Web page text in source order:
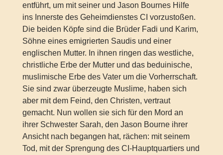
entführt, um mit seiner und Jason Bournes Hilfe
ins Innerste des Geheimdienstes CI vorzustoßen.
Die beiden Köpfe sind die Brüder Fadi und Karim,
Söhne eines emigrierten Saudis und einer
englischen Mutter. In ihnen ringen das westliche,
christliche Erbe der Mutter und das beduinische,
muslimische Erbe des Vater um die Vorherrschaft.
Sie sind zwar überzeugte Muslime, haben sich
aber mit dem Feind, den Christen, vertraut
gemacht. Nun wollen sie sich für den Mord an
ihrer Schwester Sarah, den Jason Bourne ihrer
Ansicht nach begangen hat, rächen: mit seinem
Tod, mit der Sprengung des CI-Hauptquartiers und